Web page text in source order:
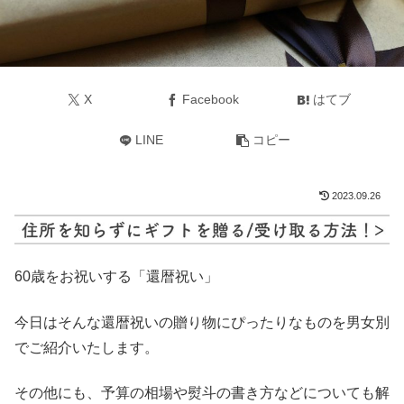
X Facebook はてブ
LINE コピー
2023.09.26
60歳をお祝いする「還暦祝い」
今日はそんな還暦祝いの贈り物にぴったりなものを男女別
でご紹介いたします。
その他にも、予算の相場や熨斗の書き方などについても解